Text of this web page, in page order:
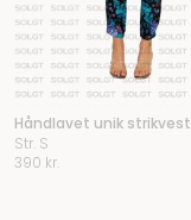
Håndlavet unik strikvest
Str. S
390 kr.